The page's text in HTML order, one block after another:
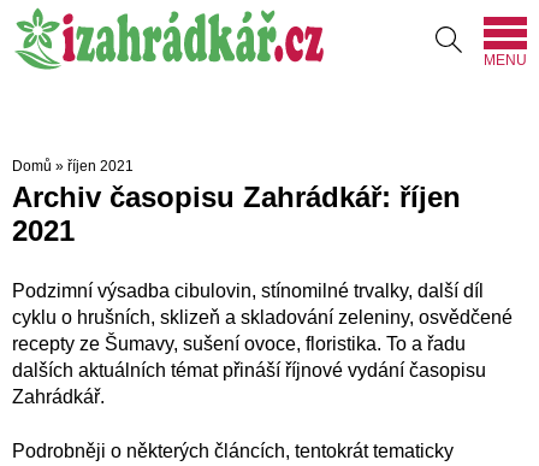
MENU
Domů » říjen 2021
Archiv časopisu Zahrádkář: říjen
2021
Podzimní výsadba cibulovin, stínomilné trvalky, další díl
cyklu o hrušních, sklizeň a skladování zeleniny, osvědčené
recepty ze Šumavy, sušení ovoce, floristika. To a řadu
dalších aktuálních témat přináší říjnové vydání časopisu
Zahrádkář.
Podrobněji o některých článcích, tentokrát tematicky